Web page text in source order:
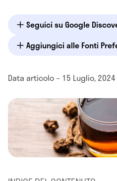
Seguici su Google
Aggiungici alle Fonti
Data articolo – 15 Luglio, 2024